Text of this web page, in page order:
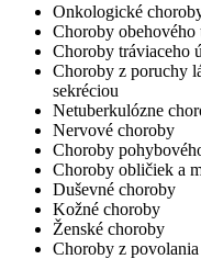
Onkologické
Choroby obehového
Choroby tráviaceho
Choroby z poruchy
sekréciou
Netuberkulózne
Nervové choroby
Choroby
Choroby obličiek a
Duševné choroby
Kožné choroby
Ženské choroby
Choroby z povolania